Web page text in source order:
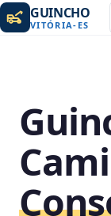
GUINCHO
VITÓRIA- ES